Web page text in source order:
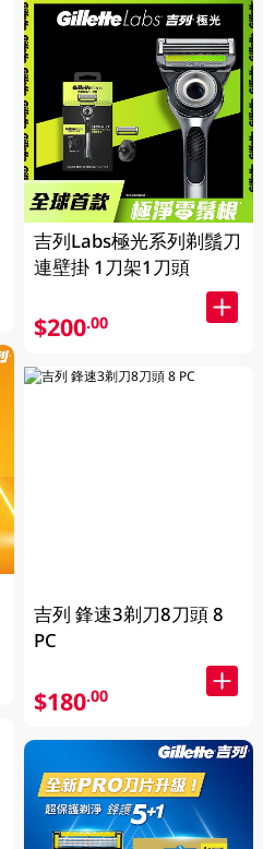
吉列Labs極光系列剃鬚刀
連壁掛 1刀架1刀頭
$200.00
吉列 鋒速3剃刀8刀頭 8
PC
$180.00